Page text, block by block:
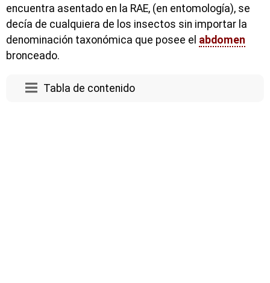
encuentra asentado en la RAE, (en entomología), se
decía de cualquiera de los insectos sin importar la
denominación taxonómica que posee el abdomen
bronceado.
Tabla de contenido